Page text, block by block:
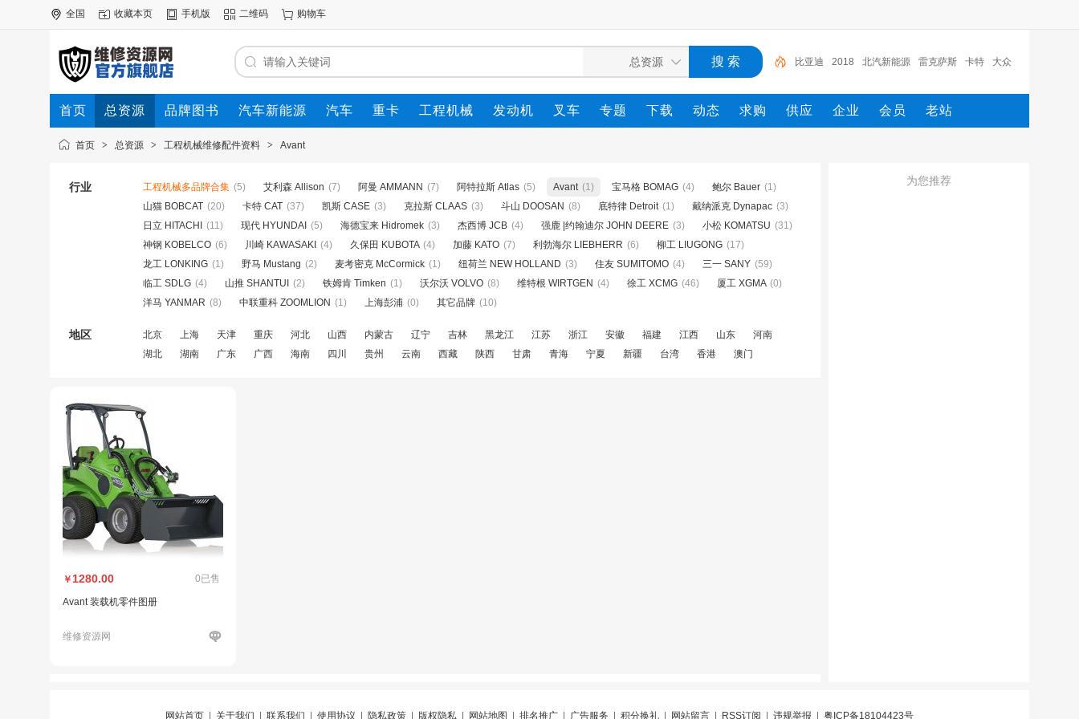
全国 收藏本页 手机版 二维码 购物车
比亚迪 2018 北汽新能源 雷克萨斯 卡特 大众
电路图册 一汽 一汽解放 2022
首页 总资源 品牌图书 汽车新能源 汽车 重卡 工程机械 发动机 叉车 专题 下载 动态 求购 供应 企业 会员 老站
首页 > 总资源 > 工程机械维修配件资料 > Avant
行业 工程机械多品牌合集 (5) 艾利森 Allison (7) 阿曼 AMMANN (7) 阿特拉斯 Atlas (5) Avant (1) 宝马格 BOMAG (4) 鲍尔 Bauer (1)
山猫 BOBCAT (20) 卡特 CAT (37) 凯斯 CASE (3) 克拉斯 CLAAS (3) 斗山 DOOSAN (8) 底特律 Detroit (1) 戴纳派克 Dynapac (3)
日立 HITACHI
(11) 现代 HYUNDAI (5) 海德宝来 Hidromek (3) 杰西博 JCB (4) 强鹿 |约翰迪尔 JOHN DEERE (3) 小松 KOMATSU (31)
神钢 KOBELCO (6) 川崎 KAWASAKI (4) 久保田 KUBOTA (4) 加藤 KATO (7) 利勃海尔 LIEBHERR (6) 柳工 LIUGONG (17)
龙工 LONKING (1) 野马 Mustang (2) 麦考密克 McCormick (1) 纽荷兰 NEW HOLLAND (3) 住友 SUMITOMO (4) 三一 SANY (59)
临工 SDLG (4) 山推 SHANTUI (2) 铁姆肯 Timken (1) 沃尔沃 VOLVO (8) 维特根 WIRTGEN (4) 徐工 XCMG (46) 厦工 XGMA (0)
洋马 YANMAR (8) 中联重科 ZOOMLION (1) 上海彭浦 (0) 其它品牌 (10)
地区 北京 上海 天津 重庆 河北 山西 内蒙古 辽宁 吉林 黑龙江 江苏 浙江 安徽 福建 江西 山东
河南
湖北
湖南 广东 广西 海南 四川 贵州 云南 西藏 陕西 甘肃 青海 宁夏 新疆 台湾 香港 澳门
￥ 1280.00 0已售
Avant 装载机零件图册
维修资源网
为您推荐
网站首页 关于我们 联系我们 使用协议 隐私政策 版权隐私 网站地图 排名推广 广告服务 积分换礼 网站留言 RSS订阅 违规举报 粤ICP备18104423号